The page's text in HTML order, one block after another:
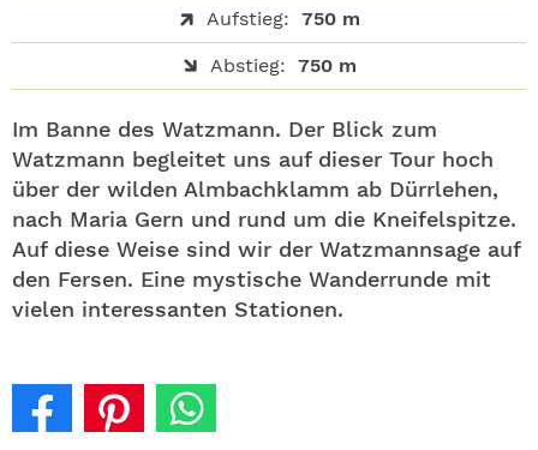
Aufstieg: 750 m
Abstieg: 750 m
Im Banne des Watzmann. Der Blick zum
Watzmann begleitet uns auf dieser Tour hoch
über der wilden Almbachklamm ab Dürrlehen,
nach Maria Gern und rund um die Kneifelspitze.
Auf diese Weise sind wir der Watzmannsage auf
den Fersen. Eine mystische Wanderrunde mit
vielen interessanten Stationen.